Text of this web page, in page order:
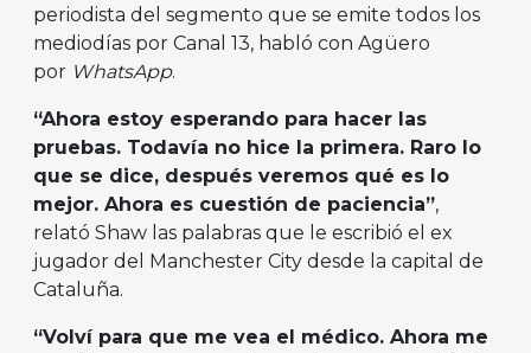
periodista del segmento que se emite todos los
mediodías por Canal 13, habló con Agüero
por WhatsApp.
“Ahora estoy esperando para hacer las
pruebas. Todavía no hice la primera. Raro lo
que se dice, después veremos qué es lo
mejor. Ahora es cuestión de paciencia”,
relató Shaw las palabras que le escribió el ex
jugador del Manchester City desde la capital de
Cataluña.
“Volví para que me vea el médico. Ahora me